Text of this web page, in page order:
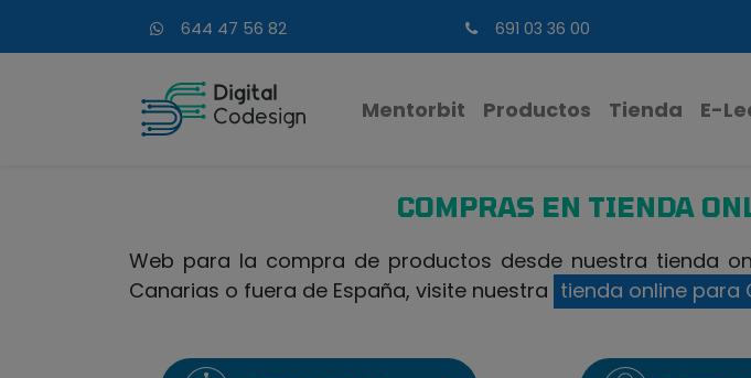
644 47 56 82 691 03 36 00
Mentorbit Productos Tienda E-
COMPRAS EN TIENDA
Web para la compra de productos desde nuestra tienda
Canarias o fuera de España, visite nuestra tienda online para